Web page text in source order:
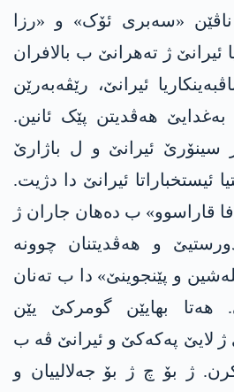
«سەبری ئۆک» و «رزا
ئیرانێ ژ تەھرانێ ب بالافران
ئیرانێ، رێڤەبەرێن
بەغدایێ ھەڤدیتن پێک ئانین.
ئیرانێ و ل باژارێ
ئیستخباراتا ئیرانێ دا دژیت.
قاراسوو» ب دەھان جاران ژ
و ھەڤدیتنان چوونە
و پێنجوینێ» دا ب تەنان
ھەتا بھایێن گومرکێ یێن
ژ لایێ پەکەکێ و ئیرانێ ڤە ب
ژ بۆ چ ژ بۆ جەلالییان و